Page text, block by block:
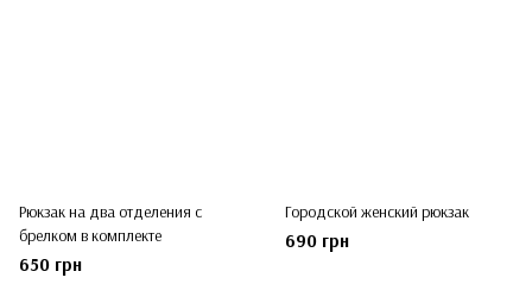
Рюкзак на два отделения с
брелком в комплекте
650 грн
Городской женский рюкзак
690 грн